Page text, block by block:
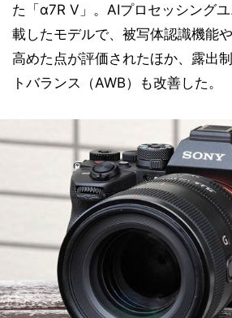
た「α7R V」。AIプロセッシング
載したモデルで、被写体認識機能
高めた点が評価されたほか、露出
トバランス（AWB）も改善した。